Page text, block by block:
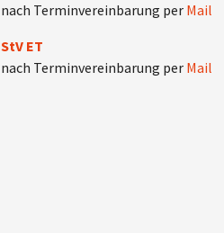
nach Terminvereinbarung per Mail
StV ET
nach Terminvereinbarung per Mail